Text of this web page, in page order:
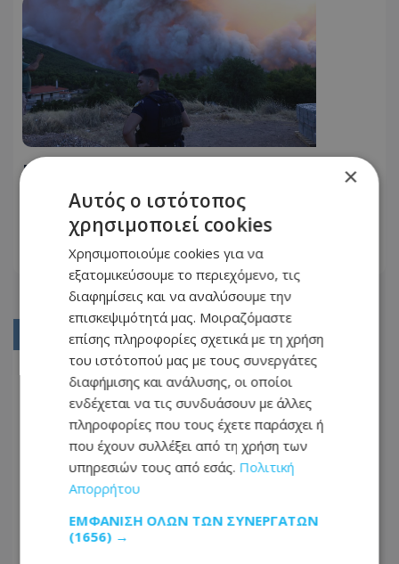
Ελλάδα: Μαίνεται η καταστροφική
πυρκαγιά στο Πόρτο Γερμενό - Στις
φλόγες σπίτια - Συγκλονιστικές
φωτογραφίες
01.08.2026 - 18:55
ΔΙΑΒΆΣΤΕ ΠΕΡΙΣΣΌΤΕΡΑ
01
02
04
05
1400
×
Αυτός ο ιστότοπος
χρησιμοποιεί cookies
Χρησιμοποιούμε cookies για να
εξατομικεύσουμε το περιεχόμενο, τις
διαφημίσεις και να αναλύσουμε την
επισκεψιμότητά μας. Μοιραζόμαστε
επίσης πληροφορίες σχετικά με τη χρήση
του ιστότοπού μας με τους συνεργάτες
διαφήμισης και ανάλυσης, οι οποίοι
ενδέχεται να τις συνδυάσουν με άλλες
πληροφορίες που τους έχετε παράσχει ή
που έχουν συλλέξει από τη χρήση των
υπηρεσιών τους από εσάς. Πολιτική
Απορρήτου
ΕΜΦΆΝΙΣΗ ΌΛΩΝ ΤΩΝ ΣΥΝΕΡΓΑΤΏΝ
(1656) →